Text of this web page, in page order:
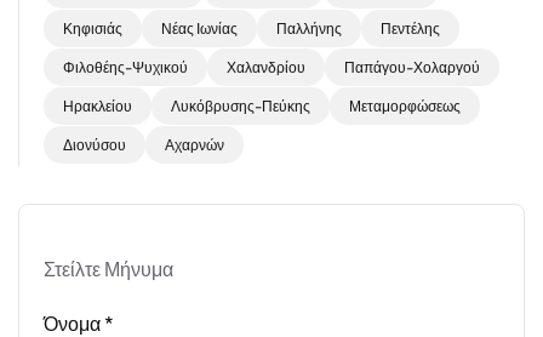
Κηφισιάς Νέας Ιωνίας Παλλήνης Πεντέλης
Φιλοθέης-Ψυχικού Χαλανδρίου Παπάγου-Χολαργού
Ηρακλείου Λυκόβρυσης-Πεύκης Μεταμορφώσεως
Διονύσου Αχαρνών
Στείλτε Μήνυμα
Όνομα *